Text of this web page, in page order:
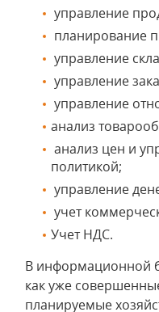
управление
планирование
управление
управление
управление
анализ
анализ цен и
политикой;
управление
учет
Учет НДС.
В информационной
как уже
планируемые